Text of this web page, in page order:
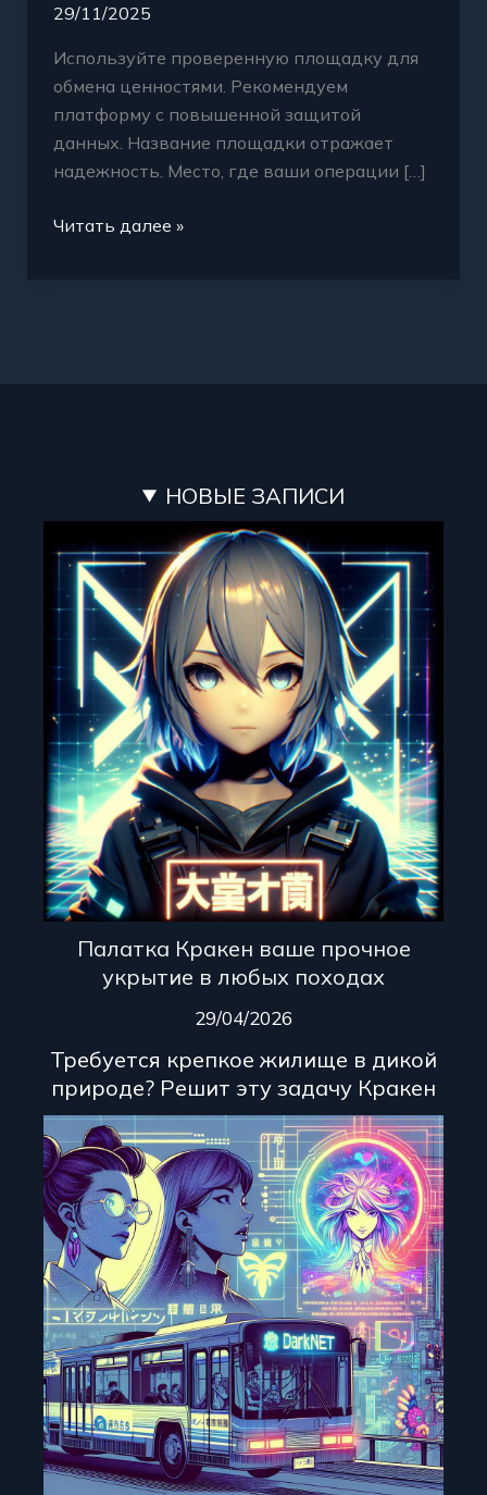
29/11/2025
Используйте проверенную площадку для
обмена ценностями. Рекомендуем
платформу с повышенной защитой
данных. Название площадки отражает
надежность. Место, где ваши операции […]
Читать далее »
НОВЫЕ ЗАПИСИ
Палатка Кракен ваше прочное
укрытие в любых походах
29/04/2026
Требуется крепкое жилище в дикой
природе? Решит эту задачу Кракен